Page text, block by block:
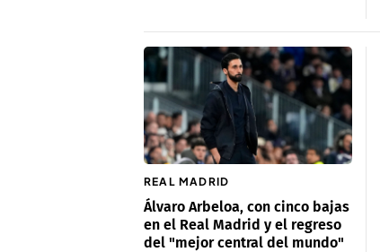
REAL MADRID
Álvaro Arbeloa, con cinco bajas
en el Real Madrid y el regreso
del "mejor central del mundo"